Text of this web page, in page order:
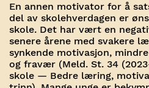
En annen motivator for å
del av skolehverdagen er
skole. Det har vært en
senere årene med svakere
synkende motivasjon,
og fravær (Meld. St. 34
skole — Bedre læring,